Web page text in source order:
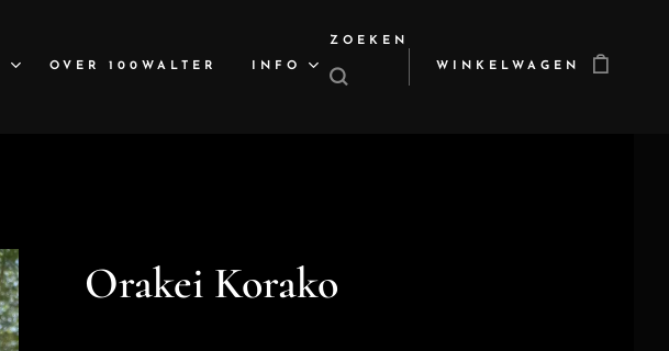
OVER 100WALTER INFO
ZOEKEN
WINKELWAGEN
Orakei Korako